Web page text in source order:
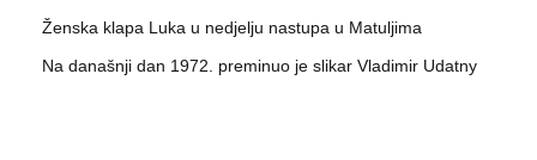
Ženska klapa Luka u nedjelju nastupa u Matuljima
Na današnji dan 1972. preminuo je slikar Vladimir Udatny